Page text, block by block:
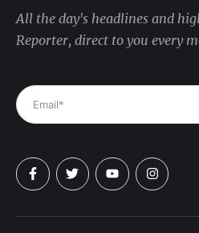
All the day's headlines and
Reporter, direct to you every